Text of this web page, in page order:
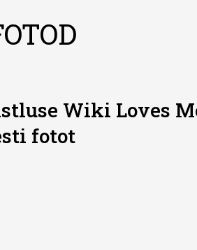
Wiki Loves
fotot